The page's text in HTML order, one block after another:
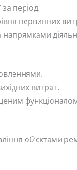
за період.
первинних
витрат.
об’єктами